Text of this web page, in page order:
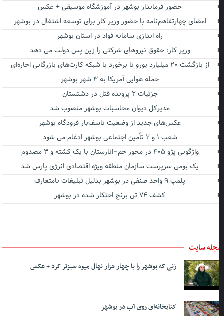
حضور فرماندار بوشهر در آموزشگاه موسیقی + عکس
امضای چهارتفاهم‌نامه با حضور وزیر کار برای توسعه اشتغال در بوشهر
راه اندازی سامانه فواد در استان بوشهر
وزیر کار: حقوق نیروهای شرکتی را زین پس دولت می دهد
از بازگشت ۲۰ میلیارد یورو تا برخورد با شبکه کارت‌های بازرگانی اجاره‌ای
حمله هوایی آمریکا به ۳ شهر بوشهر
جزئیات ۲ پرونده قتل در دشتستان
مدیرکل دیوان محاسبات بوشهر منصوب شد
عکس‌های جدید از وضعیت تاسف‌بار فرودگاه بوشهر
شعب ۱ و ۲ تأمین اجتماعی بوشهر ادغام می شود
واژگونی پژو ۴۰۵ در محور جم–انارستان با یک کشته و ۳ مصدوم
یک بومی سرپرست سازمان منطقه ویژه اقتصادی انرژی پارس شد
پلمپ ۹ واحد صنفی در بوشهر بدلیل تبلیغات نامتعارف
کشف ۷۴ تن برنج احتکار شده در بوشهر
سایت
زنی که بوشهر را با چهار هزار نهال میوه سبزتر کرد + عکس
کتابخانه‌ای روی آب در بوشهر